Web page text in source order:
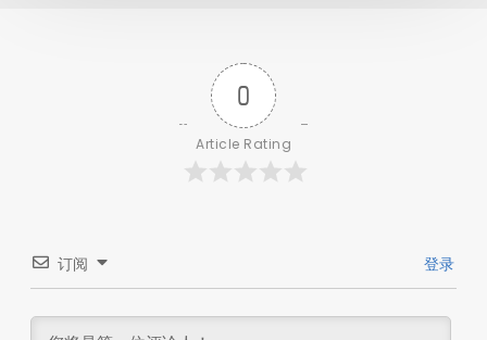
0
Article Rating
订阅 登录